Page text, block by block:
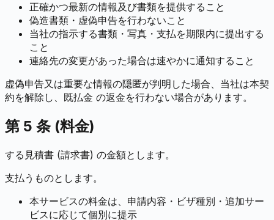
正確かつ最新の情報及び書類を提供すること
偽造書類・虚偽申告を行わないこと
当社の指示する書類・写真・支払を期限内に提出する
こと
連絡先の変更があった場合は速やかに通知すること
虚偽申告又は重要な情報の隠匿が判明した場合、当社は本契
約を解除し、既払金 の返金を行わない場合があります。
第 5 条 (料金)
する見積書 (請求書) の金額とします。
支払うものとします。
本サービスの料金は、申請内容・ビザ種別・追加サー
ビスに応じて個別に提示